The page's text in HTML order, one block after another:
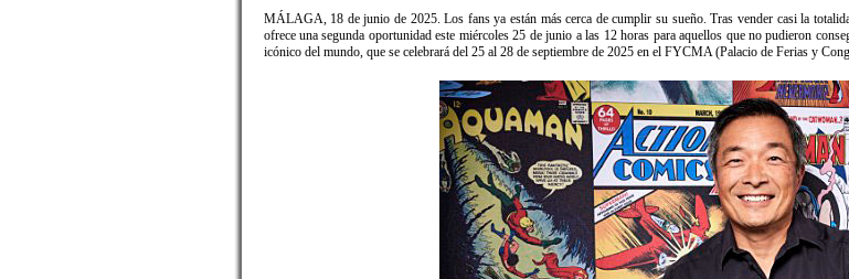
MÁLAGA, 18 de junio de 2025. Los fans ya están más cerca de cumplir su sueño. Tras vender casi la
ofrece una segunda oportunidad este miércoles 25 de junio a las 12 horas para aquellos que no pudieron
icónico del mundo, que se celebrará del 25 al 28 de septiembre de 2025 en el FYCMA (Palacio de Ferias y